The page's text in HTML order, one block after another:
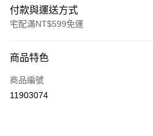
付款與運送方式
宅配滿NT$599免運
信用卡一次付款
運送方式
商品特色
商品編號
11903074